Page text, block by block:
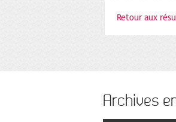
Retour aux
Archives